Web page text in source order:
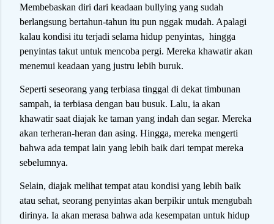
Membebaskan diri dari keadaan bullying yang sudah
berlangsung bertahun-tahun itu pun nggak mudah. Apalagi
kalau kondisi itu terjadi selama hidup penyintas, hingga
penyintas takut untuk mencoba pergi. Mereka khawatir akan
menemui keadaan yang justru lebih buruk.
Seperti seseorang yang terbiasa tinggal di dekat timbunan
sampah, ia terbiasa dengan bau busuk. Lalu, ia akan
khawatir saat diajak ke taman yang indah dan segar. Mereka
akan terheran-heran dan asing. Hingga, mereka mengerti
bahwa ada tempat lain yang lebih baik dari tempat mereka
sebelumnya.
Selain, diajak melihat tempat atau kondisi yang lebih baik
atau sehat, seorang penyintas akan berpikir untuk mengubah
dirinya. Ia akan merasa bahwa ada kesempatan untuk hidup